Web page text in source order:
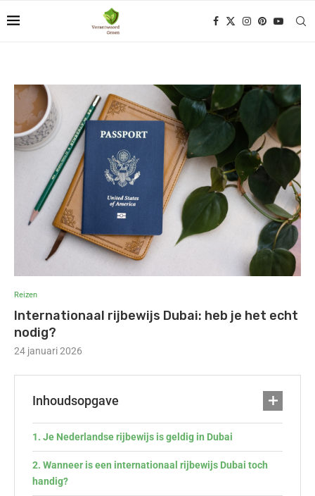
Reizen
Internationaal rijbewijs Dubai: heb je het echt
nodig?
24 januari 2026
Inhoudsopgave
Je Nederlandse rijbewijs is geldig in Dubai
Wanneer is een internationaal rijbewijs Dubai toch
handig?